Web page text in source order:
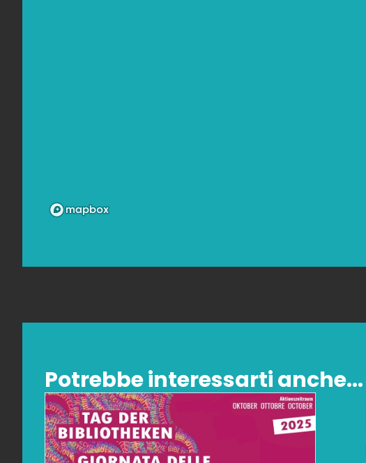
Potrebbe interessarti anche...